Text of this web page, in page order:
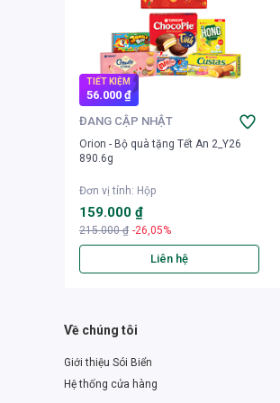
TIẾT KIỆM
56.000 ₫
ĐANG CẬP NHẬT
Orion - Bộ quà tặng Tết An 2_Y26
890.6g
Đơn vị tính: Hộp
159.000 ₫
215.000 ₫ -26,05%
Liên hệ
Về chúng tôi
Giới thiệu Sói Biển
Hệ thống cửa hàng